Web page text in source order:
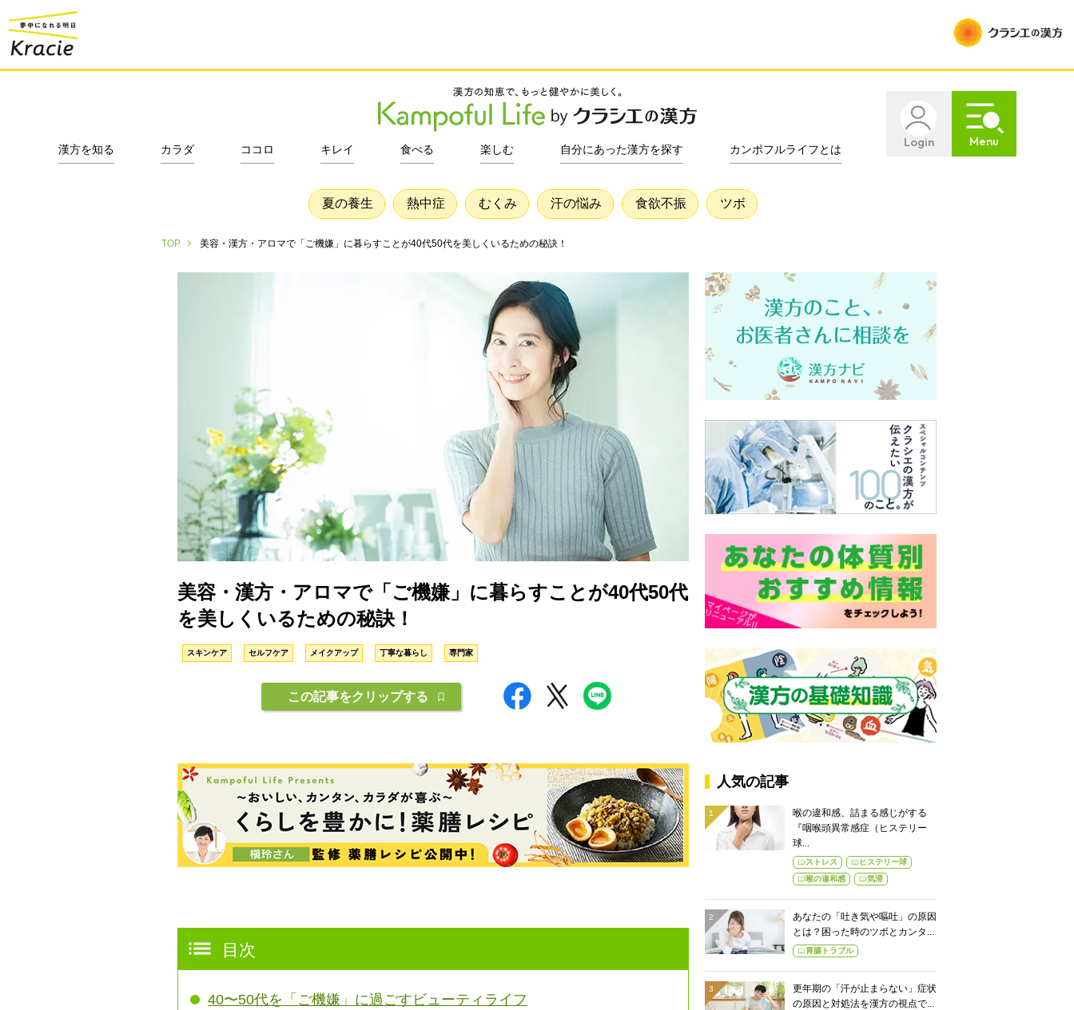
Login Menu
漢方を知る カラダ ココロ キレイ 食べる 楽しむ 自分にあった漢方を探す カンポフルライフとは
夏の養生 熱中症 むくみ 汗の悩み 食欲不振 ツボ
TOP 美容・漢方・アロマで「ご機嫌」に暮らすことが40代50代を美しくいるための秘訣！
美容・漢方・アロマで「ご機嫌」に暮らすことが40代50代
を美しくいるための秘訣！
スキンケア セルフケア メイクアップ 丁寧な暮らし 専門家
この記事をクリップする
目次
40〜50代を「ご機嫌」に過ごすビューティライフ
人気の記事
喉の違和感、詰まる感じがする
『咽喉頭異常感症（ヒステリー
球...
ストレス
ヒステリー球
喉の違和感
気滞
あなたの「吐き気や嘔吐」の原因
とは？困った時のツボとカンタ...
胃腸トラブル
更年期の「汗が止まらない」症状
の原因と対処法を漢方の視点で...